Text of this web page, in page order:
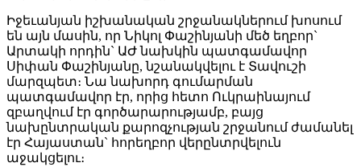
Իջեւանյան իշխանական շրջանակներում խոսում
են այն մասին, որ Նիկոլ Փաշինյանի մեծ եղբոր`
Արտակի որդին` ԱԺ նախկին պատգամավոր
Սիփան Փաշինյանը, նշանակվելու է Տավուշի
մարզպետ։ Նա նախորդ գումարման
պատգամավոր էր, որից հետո Ուկրաինայում
զբաղվում էր գործարարությամբ, բայց
նախընտրական քարոզչության շրջանում ժամանել
էր Հայաստան` հորեղբոր վերընտրվելուն
աջակցելու։